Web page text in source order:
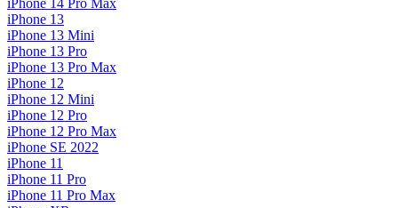
iPhone 14 Pro Max
iPhone 13
iPhone 13 Mini
iPhone 13 Pro
iPhone 13 Pro Max
iPhone 12
iPhone 12 Mini
iPhone 12 Pro
iPhone 12 Pro Max
iPhone SE 2022
iPhone 11
iPhone 11 Pro
iPhone 11 Pro Max